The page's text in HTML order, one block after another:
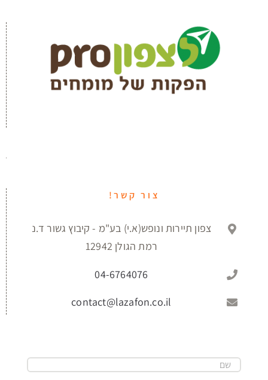
צור קשר!
צפון תיירות ונופש(א.י) בע"מ - קיבוץ גשור ד.נ
רמת הגולן 12942
04-6764076
contact@lazafon.co.il